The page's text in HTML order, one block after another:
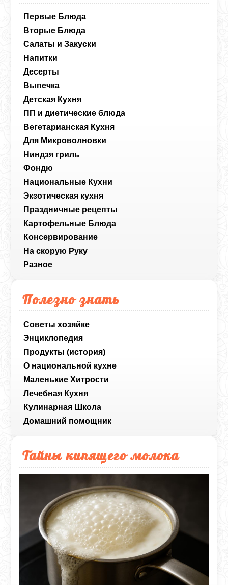
Первые Блюда
Вторые Блюда
Салаты и Закуски
Напитки
Десерты
Выпечка
Детская Кухня
ПП и диетические блюда
Вегетарианская Кухня
Для Микроволновки
Ниндзя гриль
Фондю
Национальные Кухни
Экзотическая кухня
Праздничные рецепты
Картофельные Блюда
Консервирование
На скорую Руку
Разное
Полезно знать
Советы хозяйке
Энциклопедия
Продукты (история)
О национальной кухне
Маленькие Хитрости
Лечебная Кухня
Кулинарная Школа
Домашний помощник
Тайны кипящего молока